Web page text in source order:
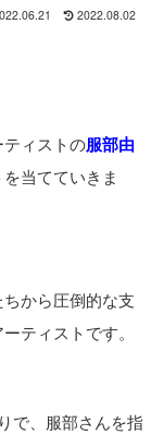
2022.08.02
ィストの服部由
当てていきま
から圧倒的な支
ティストです。
で、服部さんを指